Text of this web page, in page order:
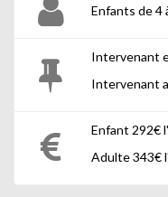
Enfants de 4
Intervenant
Intervenant
Enfant 292€
Adulte 343€